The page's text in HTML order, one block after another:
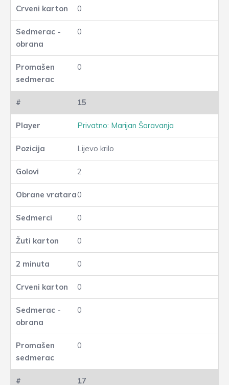
0
0
0
15
Privatno: Marijan Šaravanja
Lijevo krilo
2
0
0
0
0
0
0
0
17